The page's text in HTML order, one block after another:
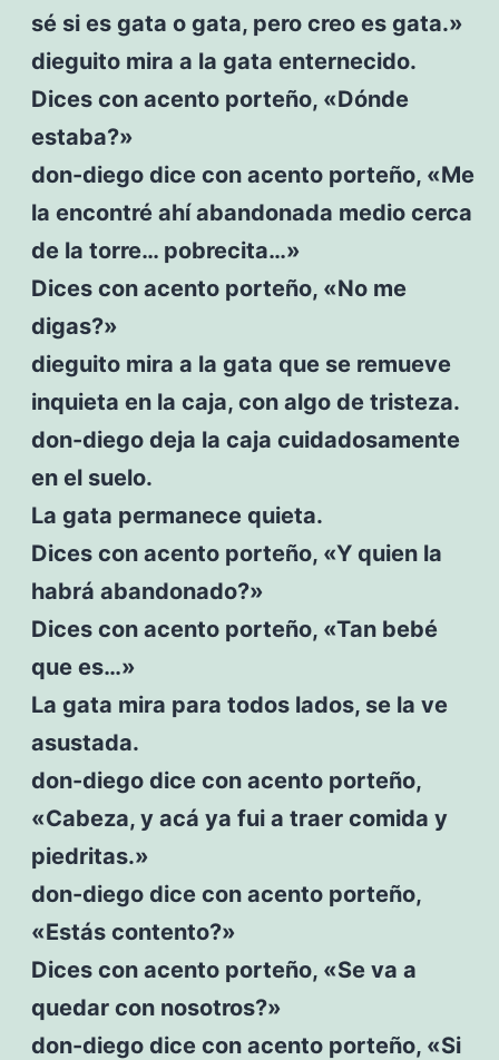
sé si es gata o gata, pero creo es gata.»
dieguito mira a la gata enternecido.
Dices con acento porteño, «Dónde
estaba?»
don-diego dice con acento porteño, «Me
la encontré ahí abandonada medio cerca
de la torre… pobrecita…»
Dices con acento porteño, «No me
digas?»
dieguito mira a la gata que se remueve
inquieta en la caja, con algo de tristeza.
don-diego deja la caja cuidadosamente
en el suelo.
La gata permanece quieta.
Dices con acento porteño, «Y quien la
habrá abandonado?»
Dices con acento porteño, «Tan bebé
que es…»
La gata mira para todos lados, se la ve
asustada.
don-diego dice con acento porteño,
«Cabeza, y acá ya fui a traer comida y
piedritas.»
don-diego dice con acento porteño,
«Estás contento?»
Dices con acento porteño, «Se va a
quedar con nosotros?»
don-diego dice con acento porteño, «Si